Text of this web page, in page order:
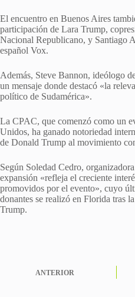
El encuentro en Buenos Aires
participación de Lara Trump,
Nacional Republicano, y Santiago
español Vox.
Además, Steve Bannon, ideólogo
un mensaje donde destacó «la
político de Sudamérica».
La CPAC, que comenzó como un
Unidos, ha ganado notoriedad
de Donald Trump al movimiento
Según Soledad Cedro,
expansión «refleja el creciente
promovidos por el evento», cuyo
donantes se realizó en Florida tras
Trump.
ANTERIOR